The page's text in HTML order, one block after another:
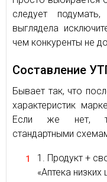
следует
выглядела
чем конкуренты не
Составление
Бывает так, что
характеристик
Если же нет,
стандартными
Продукт +
«Аптека низких